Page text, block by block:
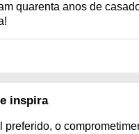
quarenta anos de
inspira
preferido, o